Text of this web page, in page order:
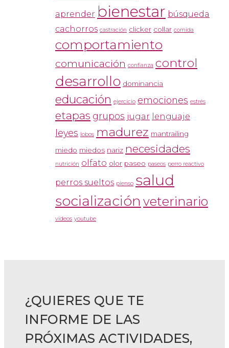
aprender bienestar búsqueda
cachorros castración clicker collar comida
comportamiento
comunicación confianza control
desarrollo dominancia
educación ejercicio emociones estrés
etapas grupos jugar lenguaje
leyes lobos madurez mantrailing
miedo miedos nariz necesidades
nutrición olfato olor paseo paseos perro reactivo
perros sueltos pienso salud
socialización veterinario
vídeos youtube
¿QUIERES QUE TE
INFORME DE LAS
PRÓXIMAS ACTIVIDADES,